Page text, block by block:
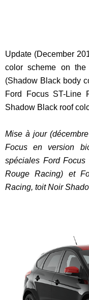
Update (December
color scheme on
(Shadow Black body
Ford Focus ST-Line
Shadow Black roof
Mise à jour
Focus en version
spéciales Ford Focus
Rouge Racing) et
Racing, toit Noir